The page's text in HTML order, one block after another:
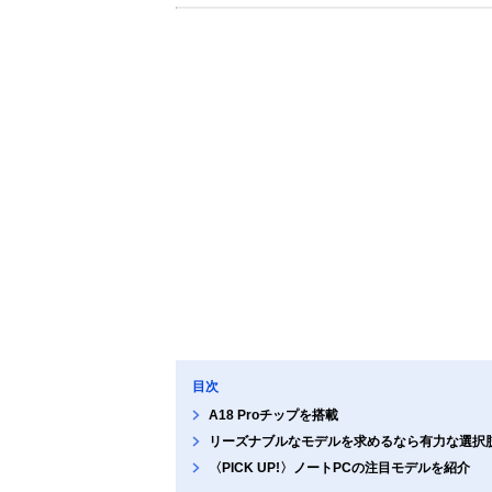
目次
A18 Proチップを搭載
リーズナブルなモデルを求めるなら有力な選択
〈PICK UP!〉ノートPCの注目モデルを紹介